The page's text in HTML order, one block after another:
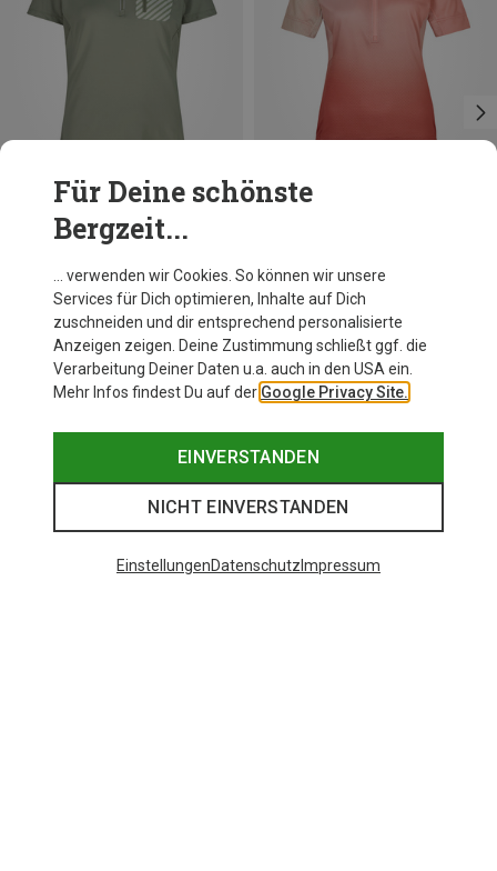
+5
Damen Radtrikot
CHF 37.20
Für Deine schönste
Bergzeit...
… verwenden wir Cookies. So können wir unsere
Services für Dich optimieren, Inhalte auf Dich
zuschneiden und dir entsprechend personalisierte
Anzeigen zeigen. Deine Zustimmung schließt ggf. die
Verarbeitung Deiner Daten u.a. auch in den USA ein.
Mehr Infos findest Du auf der Google Privacy Site.
EINVERSTANDEN
NICHT EINVERSTANDEN
EinstellungenDatenschutz Impressum